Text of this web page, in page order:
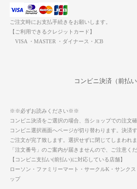
ご注文時にお支払手続きをお願いします。
【ご利用できるクレジットカード】
VISA ・MASTER ・ダイナース・JCB
コンビニ決済（前払い
※※必ずお読みください※※
コンビニ決済をご選択の場合、当ショップでの注文
コンビニ選択画面へページが切り替わります。決済
ご注文が完了致します。選択せずに閉じてしまわれ
「注文番号」のご案内が届きませんので、ご注意くだ
【コンビニ支払い(前払い)に対応している店舗】
ローソン・ファミリーマート・サークルK・サンク
ップ